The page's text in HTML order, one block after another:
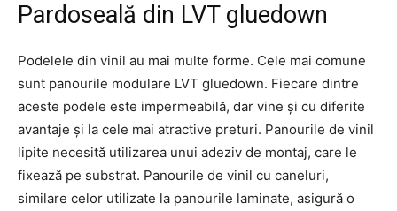
Pardoseală din LVT gluedown
Podelele din vinil au mai multe forme. Cele mai comune
sunt panourile modulare LVT gluedown. Fiecare dintre
aceste podele este impermeabilă, dar vine și cu diferite
avantaje și la cele mai atractive preturi. Panourile de vinil
lipite necesită utilizarea unui adeziv de montaj, care le
fixează pe substrat. Panourile de vinil cu caneluri,
similare celor utilizate la panourile laminate, asigură o